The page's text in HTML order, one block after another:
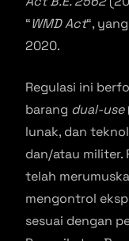
“WMD Act“,
2020​​.
Regulasi ini
barang dual-use
lunak, dan
dan/atau militer​​.
telah
mengontrol
sesuai dengan